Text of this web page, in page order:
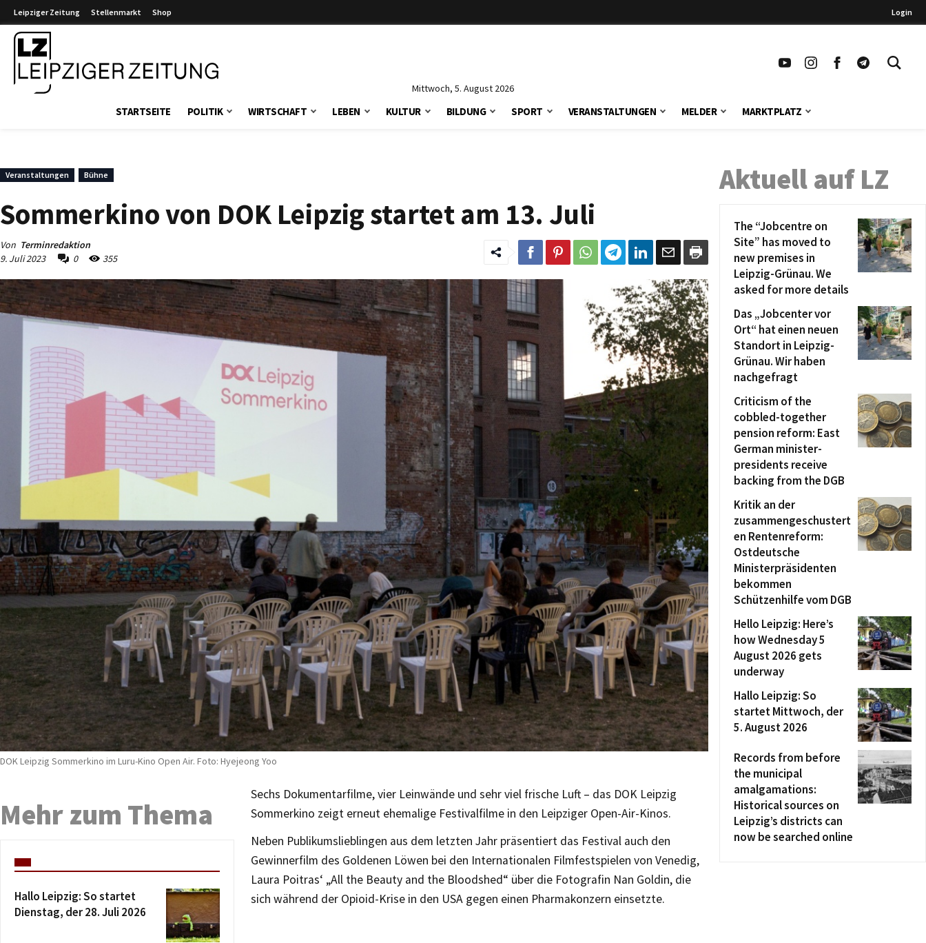
Leipziger Zeitung Stellenmarkt Shop Login
Mittwoch, 5. August 2026
STARTSEITE POLITIK WIRTSCHAFT LEBEN KULTUR BILDUNG SPORT VERANSTALTUNGEN MELDER MARKTPLATZ
Veranstaltungen Bühne
Sommerkino von DOK Leipzig startet am 13. Juli
Von Terminredaktion
9. Juli 2023
0 355
DOK Leipzig Sommerkino im Luru-Kino Open Air. Foto: Hyejeong Yoo
Sechs Dokumentarfilme, vier Leinwände und sehr viel frische Luft – das DOK Leipzig
Sommerkino zeigt erneut ehemalige Festivalfilme in den Leipziger Open-Air-Kinos.
Neben Publikumslieblingen aus dem letzten Jahr präsentiert das Festival auch den
Gewinnerfilm des Goldenen Löwen bei den Internationalen Filmfestspielen von Venedig,
Laura Poitras‘ „All the Beauty and the Bloodshed“ über die Fotografin Nan Goldin, die
sich während der Opioid-Krise in den USA gegen einen Pharmakonzern einsetzte.
Mehr zum Thema
Hallo Leipzig: So startet
Dienstag, der 28. Juli 2026
Aktuell auf LZ
The “Jobcentre on
Site” has moved to
new premises in
Leipzig-Grünau. We
asked for more details
Das „Jobcenter vor
Ort“ hat einen neuen
Standort in Leipzig-
Grünau. Wir haben
nachgefragt
Criticism of the
cobbled-together
pension reform: East
German minister-
presidents receive
backing from the DGB
Kritik an der
zusammengeschustert
en Rentenreform:
Ostdeutsche
Ministerpräsidenten
bekommen
Schützenhilfe vom DGB
Hello Leipzig: Here’s
how Wednesday 5
August 2026 gets
underway
Hallo Leipzig: So
startet Mittwoch, der
5. August 2026
Records from before
the municipal
amalgamations:
Historical sources on
Leipzig’s districts can
now be searched online